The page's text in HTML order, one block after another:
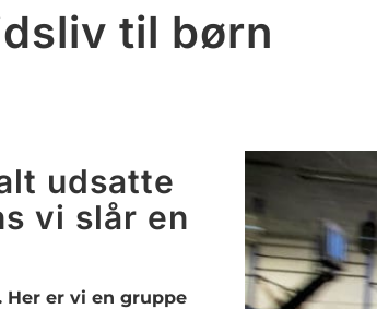
til børn
udsatte
vi slår en
er vi en gruppe